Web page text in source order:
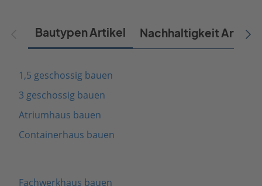
Bautypen Artikel Nachhaltigkeit Artikel
1,5 geschossig bauen
3 geschossig bauen
Atriumhaus bauen
Containerhaus bauen
Fachwerkhaus bauen